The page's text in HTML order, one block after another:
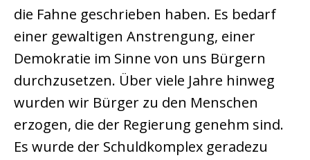
die Fahne geschrieben haben. Es bedarf
einer gewaltigen Anstrengung, einer
Demokratie im Sinne von uns Bürgern
durchzusetzen. Über viele Jahre hinweg
wurden wir Bürger zu den Menschen
erzogen, die der Regierung genehm sind.
Es wurde der Schuldkomplex geradezu